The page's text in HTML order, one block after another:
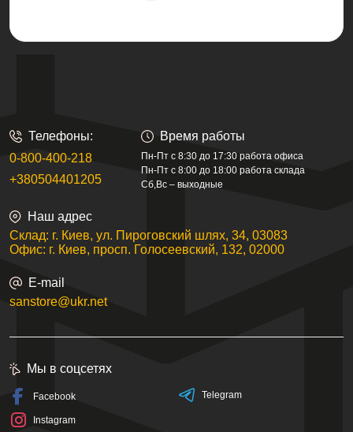
Телефоны:
0-800-400-218
+380504401205
Время работы
Пн-Пт с 8:30 до 17:30 работа офиса
Пн-Пт с 8:00 до 18:00 работа склада
Сб,Вс – выходные
Наш адрес
Склад: г. Киев, ул. Пироговский шлях, 34, 03083
Офис: г. Киев, просп. Голосеевский, 132, 02000
E-mail
sanstore@ukr.net
Мы в соцсетях
Facebook
Instagram
Telegram